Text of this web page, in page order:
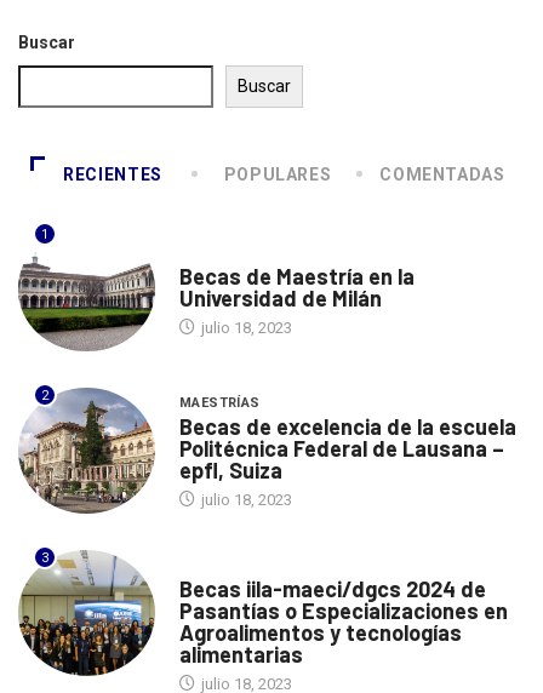
Buscar
Buscar
RECIENTES POPULARES COMENTADAS
1
Becas de Maestría en la
Universidad de Milán
julio 18, 2023
2 MAESTRÍAS
Becas de excelencia de la escuela
Politécnica Federal de Lausana –
epfl, Suiza
julio 18, 2023
3
Becas iila-maeci/dgcs 2024 de
Pasantías o Especializaciones en
Agroalimentos y tecnologías
alimentarias